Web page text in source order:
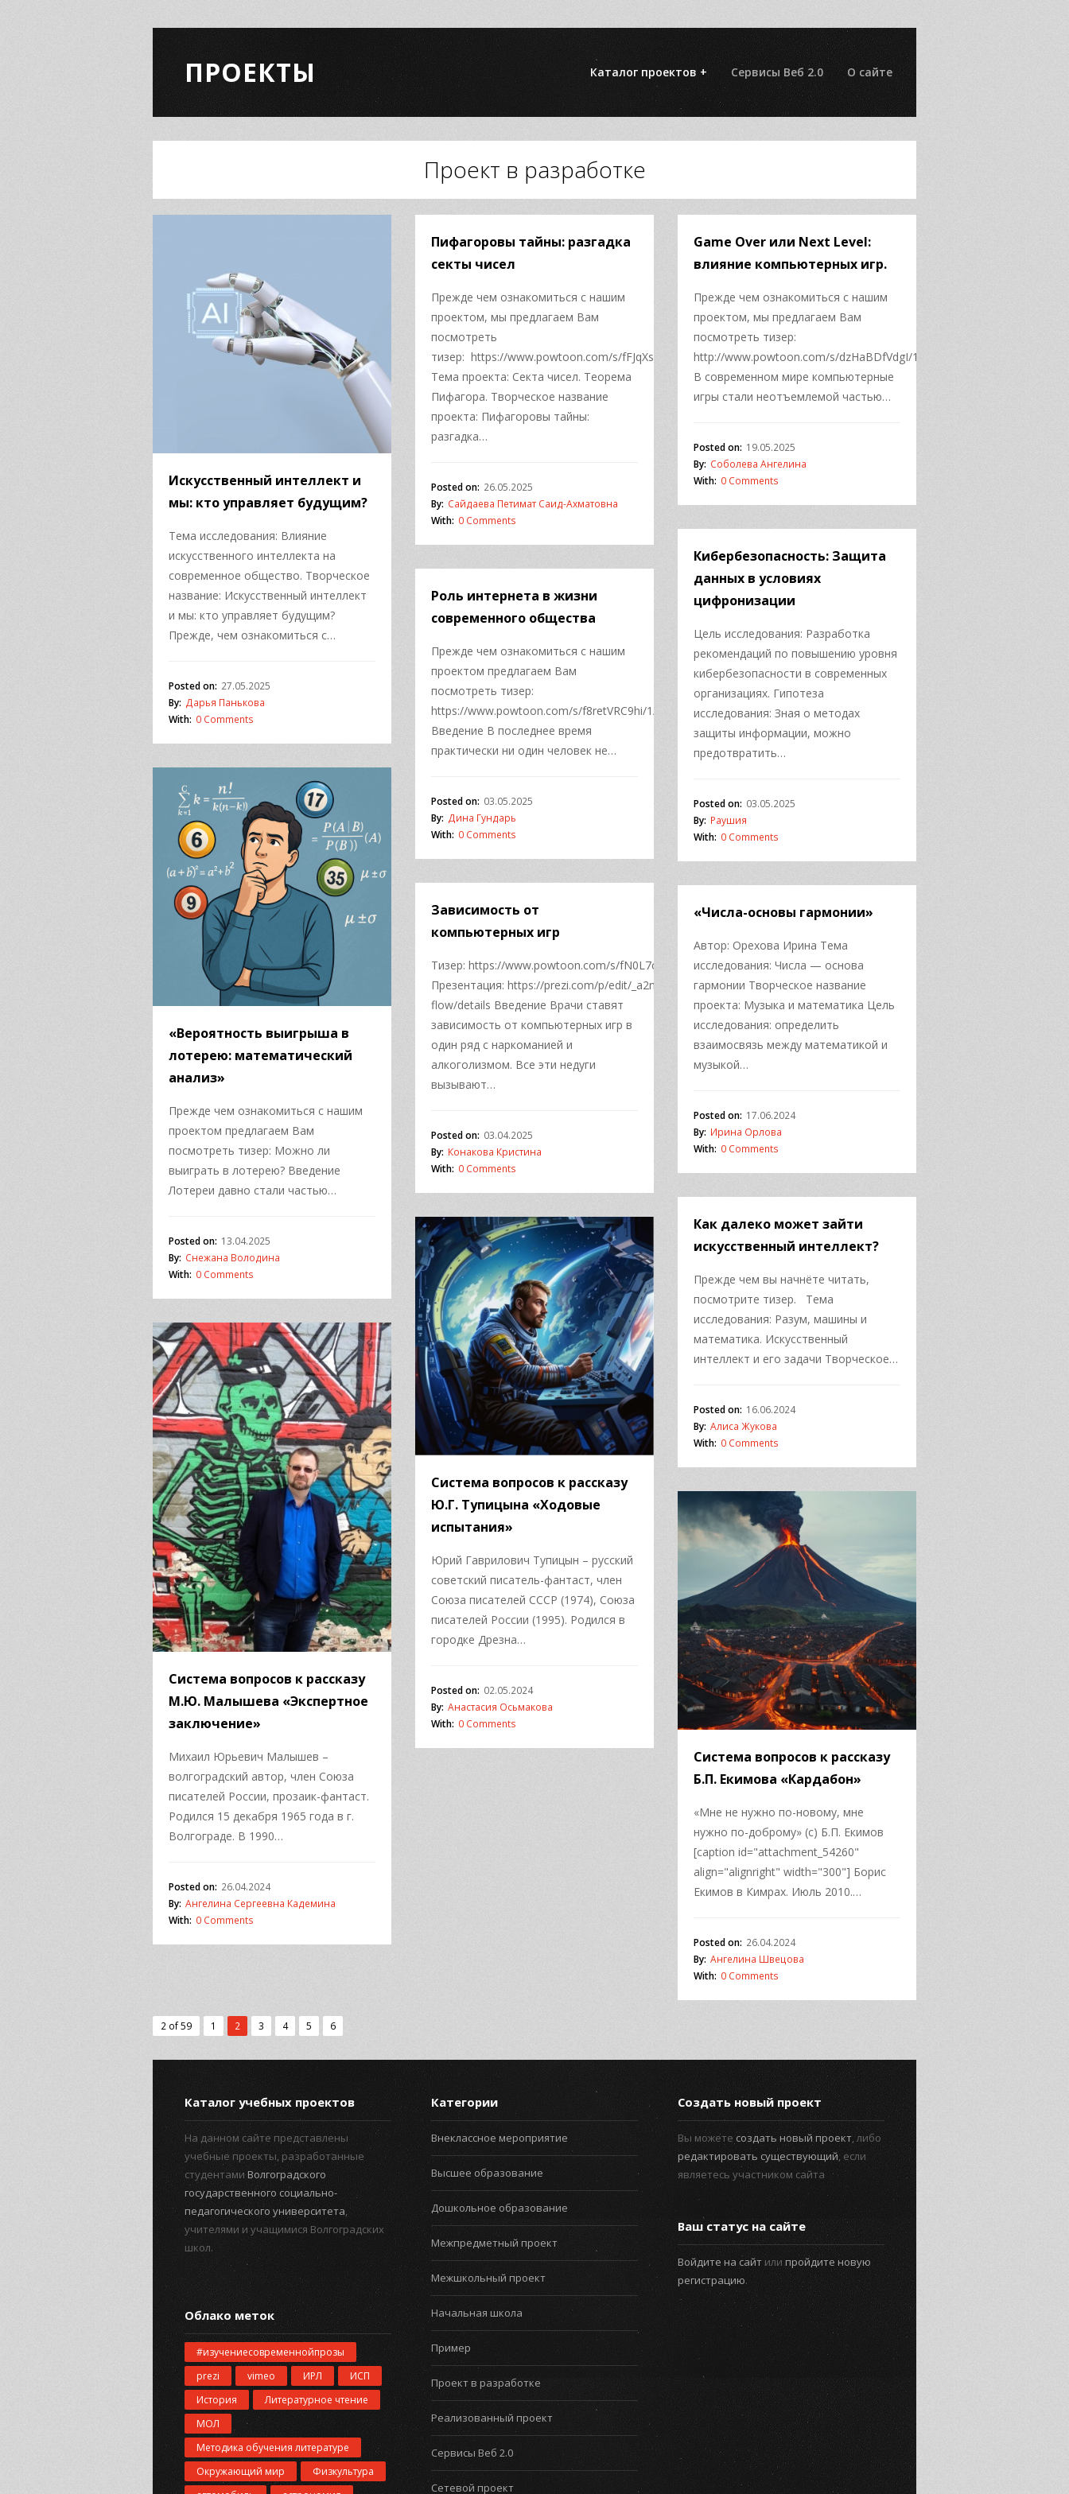
ПРОЕКТЫ Каталог проектов + Сервисы Веб 2.0 О сайте
Проект в разработке
Искусственный интеллект и
мы: кто управляет будущим?
Тема исследования: Влияние
искусственного интеллекта на
современное общество. Творческое
название: Искусственный интеллект
и мы: кто управляет будущим?
Прежде, чем ознакомиться с…
Posted on: 27.05.2025
By: Дарья Панькова
With: 0 Comments
Пифагоровы тайны: разгадка
секты чисел
Прежде чем ознакомиться с нашим
проектом, мы предлагаем Вам
посмотреть
тизер: https://www.powtoon.com/s/fFJqXsWucwu/1/m/s
Тема проекта: Секта чисел. Теорема
Пифагора. Творческое название
проекта: Пифагоровы тайны:
разгадка…
Posted on: 26.05.2025
By: Сайдаева Петимат Саид-Ахматовна
With: 0 Comments
Game Over или Next Level:
влияние компьютерных игр.
Прежде чем ознакомиться с нашим
проектом, мы предлагаем Вам
посмотреть тизер:
http://www.powtoon.com/s/dzHaBDfVdgI/1/m/s
В современном мире компьютерные
игры стали неотъемлемой частью…
Posted on: 19.05.2025
By: Соболева Ангелина
With: 0 Comments
Кибербезопасность: Защита
данных в условиях
цифронизации
Цель исследования: Разработка
рекомендаций по повышению уровня
кибербезопасности в современных
организациях. Гипотеза
исследования: Зная о методах
защиты информации, можно
предотвратить…
Posted on: 03.05.2025
By: Раушия
With: 0 Comments
Роль интернета в жизни
современного общества
Прежде чем ознакомиться с нашим
проектом предлагаем Вам
посмотреть тизер:
https://www.powtoon.com/s/f8retVRC9hi/1/m/s
Введение В последнее время
практически ни один человек не…
Posted on: 03.05.2025
By: Дина Гундарь
With: 0 Comments
«Вероятность выигрыша в
лотерею: математический
анализ»
Прежде чем ознакомиться с нашим
проектом предлагаем Вам
посмотреть тизер: Можно ли
выиграть в лотерею? Введение
Лотереи давно стали частью…
Posted on: 13.04.2025
By: Снежана Володина
With: 0 Comments
Зависимость от
компьютерных игр
Тизер: https://www.powtoon.com/s/fN0L7clKTIk/1/m/s
Презентация: https://prezi.com/p/edit/_a2n2uba_xwv/#ai-
flow/details Введение Врачи ставят
зависимость от компьютерных игр в
один ряд с наркоманией и
алкоголизмом. Все эти недуги
вызывают…
Posted on: 03.04.2025
By: Конакова Кристина
With: 0 Comments
«Числа-основы гармонии»
Автор: Орехова Ирина Тема
исследования: Числа — основа
гармонии Творческое название
проекта: Музыка и математика Цель
исследования: определить
взаимосвязь между математикой и
музыкой…
Posted on: 17.06.2024
By: Ирина Орлова
With: 0 Comments
Как далеко может зайти
искусственный интеллект?
Прежде чем вы начнёте читать,
посмотрите тизер. Тема
исследования: Разум, машины и
математика. Искусственный
интеллект и его задачи Творческое…
Posted on: 16.06.2024
By: Алиса Жукова
With: 0 Comments
Система вопросов к рассказу
Ю.Г. Тупицына «Ходовые
испытания»
Юрий Гаврилович Тупицын – русский
советский писатель-фантаст, член
Союза писателей СССР (1974), Союза
писателей России (1995). Родился в
городке Дрезна…
Posted on: 02.05.2024
By: Анастасия Осьмакова
With: 0 Comments
Система вопросов к рассказу
М.Ю. Малышева «Экспертное
заключение»
Михаил Юрьевич Малышев –
волгоградский автор, член Союза
писателей России, прозаик-фантаст.
Родился 15 декабря 1965 года в г.
Волгограде. В 1990…
Posted on: 26.04.2024
By: Ангелина Сергеевна Кадемина
With: 0 Comments
Система вопросов к рассказу
Б.П. Екимова «Кардабон»
«Мне не нужно по-новому, мне
нужно по-доброму» (с) Б.П. Екимов
[caption id="attachment_54260"
align="alignright" width="300"] Борис
Екимов в Кимрах. Июль 2010.…
Posted on: 26.04.2024
By: Ангелина Швецова
With: 0 Comments
2 of 59 1 2 3 4 5 6
Каталог учебных проектов
На данном сайте представлены
учебные проекты, разработанные
студентамиВолгоградского
государственного социально-
педагогического университета,
учителями и учащимися Волгоградских
школ.
Облако меток
#изучениесовременнойпрозы
prezi
vimeo ИРЛ
ИСП
История
Литературное чтение
МОЛ
Методика обучения литературе
Окружающий мир
Физкультура
Категории
Внеклассное мероприятие
Высшее образование
Дошкольное образование
Межпредметный проект
Межшкольный проект
Начальная школа
Пример
Проект в разработке
Реализованный проект
Сервисы Веб 2.0
Сетевой проект
Создать новый проект
Вы можете создать новый проект, либо
редактировать существующий, если
являетесь участником сайта
Ваш статус на сайте
Войдите на сайт или пройдите новую
регистрацию.